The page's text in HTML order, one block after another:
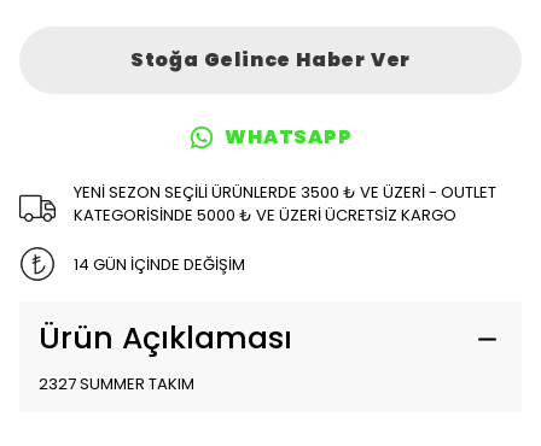
Stoğa Gelince Haber Ver
WHATSAPP
YENİ SEZON SEÇİLİ ÜRÜNLERDE 3500 ₺ VE ÜZERİ - OUTLET
KATEGORİSİNDE 5000 ₺ VE ÜZERİ ÜCRETSİZ KARGO
14 GÜN İÇİNDE DEĞİŞİM
Ürün Açıklaması
2327 SUMMER TAKIM